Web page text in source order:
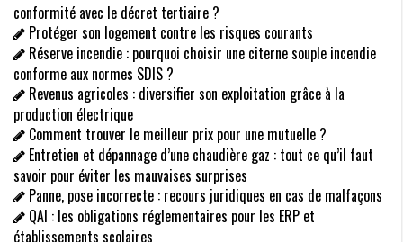
conformité avec le décret tertiaire ?
Protéger son logement contre les risques courants
Réserve incendie : pourquoi choisir une citerne souple incendie
conforme aux normes SDIS ?
Revenus agricoles : diversifier son exploitation grâce à la
production électrique
Comment trouver le meilleur prix pour une mutuelle ?
Entretien et dépannage d’une chaudière gaz : tout ce qu’il faut
savoir pour éviter les mauvaises surprises
Panne, pose incorrecte : recours juridiques en cas de malfaçons
QAI : les obligations réglementaires pour les ERP et
établissements scolaires